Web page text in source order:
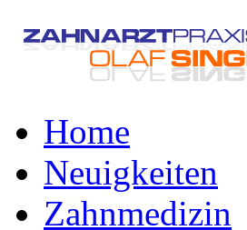
Home
Neuigkeiten
Zahnmedizin